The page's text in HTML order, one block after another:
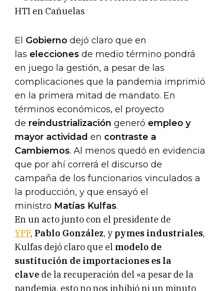
El Gobierno dejó claro que en
las elecciones de medio término pondrá
en juego la gestión, a pesar de las
complicaciones que la pandemia imprimió
en la primera mitad de mandato. En
términos económicos, el proyecto
de reindustrialización generó empleo y
mayor actividad en contraste a
Cambiemos. Al menos quedó en evidencia
que por ahí correrá el discurso de
campaña de los funcionarios vinculados a
la producción, y que ensayó el
ministro Matías Kulfas.
En un acto junto con el presidente de
YPF, Pablo González, y pymes industriales,
Kulfas dejó claro que el modelo de
sustitución de importaciones es la
clave de la recuperación del «a pesar de la
pandemia, esto no nos inhibió ni un minuto